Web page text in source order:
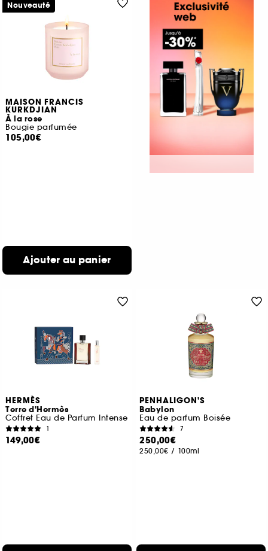
MAISON FRANCIS
KURKDJIAN
À la rose
Bougie parfumée
105,00€
Ajouter au panier
Nouveauté
HERMÈS
Terre d'Hermès
Coffret Eau de Parfum Intense
1
149,00€
PENHALIGON'S
Babylon
Eau de parfum Boisée
7
250,00€
250,00€ / 100ml